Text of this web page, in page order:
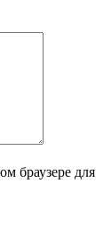
браузере для